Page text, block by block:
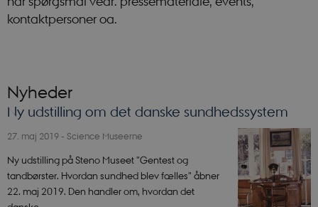
kontaktpersoner oa.
Nyheder
Ny udstilling om det danske sundhedssystem
27. maj 2019 - Science Museerne
Ny udstilling på Steno Museet "Gentest og
tandbørster. Hvordan sundhed blev fælles" åbner
22. maj 2019. Den handler om, hvordan det